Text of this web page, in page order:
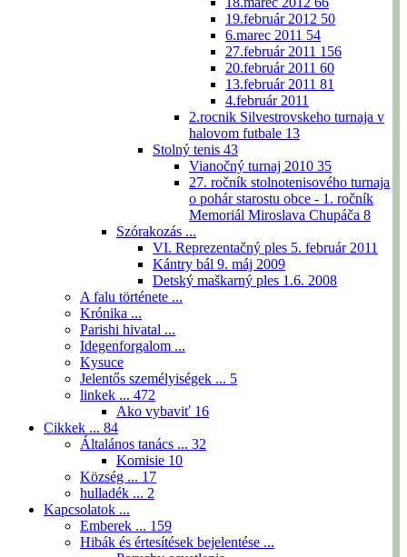
19.február 2012 50
6.marec 2011 54
27.február 2011 156
20.február 2011 60
13.február 2011 81
4.február 2011
2.rocnik Silvestrovskeho turnaja v
halovom futbale 13
Stolný tenis 43
Vianočný turnaj 2010 35
27. ročník stolnotenisového turnaja
o pohár starostu obce - 1. ročník
Memoriál Miroslava Chupáča 8
Szórakozás ...
VI. Reprezentačný ples 5. február 2011
Kántry bál 9. máj 2009
Detský maškarný ples 1.6. 2008
A falu története ...
Krónika ...
Parishi hivatal ...
Idegenforgalom ...
Kysuce
Jelentős személyiségek ... 5
linkek ... 472
Ako vybaviť 16
Cikkek ... 84
Általános tanács ... 32
Komisie 10
Község ... 17
hulladék ... 2
Kapcsolatok ...
Emberek ... 159
Hibák és értesítések bejelentése ...